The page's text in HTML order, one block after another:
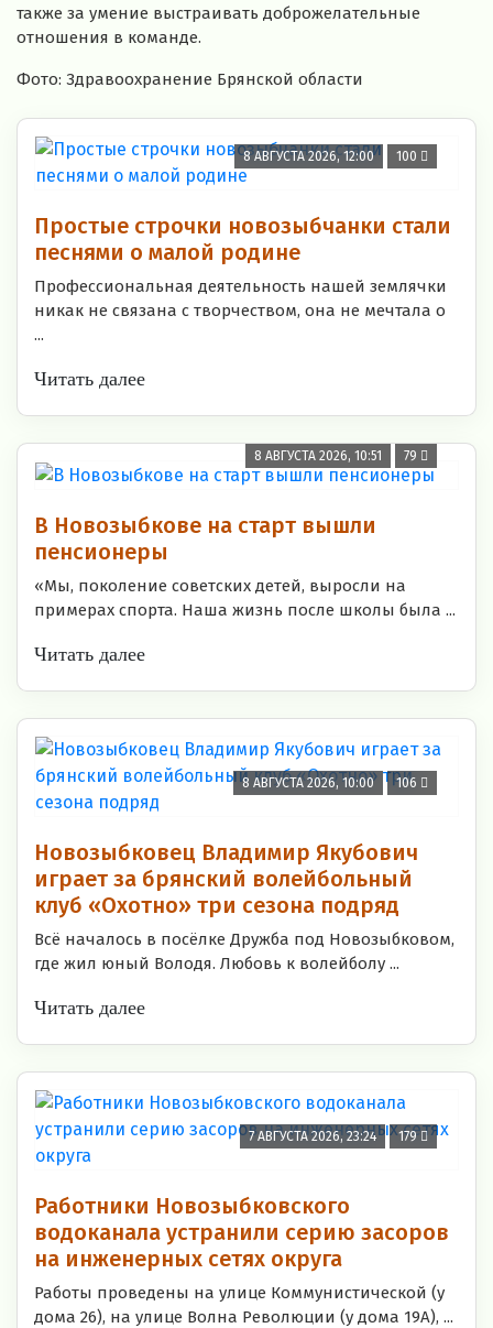
также за умение выстраивать доброжелательные
отношения в команде.
Фото: Здравоохранение Брянской области
8 АВГУСТА 2026, 12:00 100
Простые строчки новозыбчанки стали
песнями о малой родине
Профессиональная деятельность нашей землячки
никак не связана с творчеством, она не мечтала о
...
Читать далее
8 АВГУСТА 2026, 10:51 79
В Новозыбкове на старт вышли
пенсионеры
«Мы, поколение советских детей, выросли на
примерах спорта. Наша жизнь после школы была ...
Читать далее
8 АВГУСТА 2026, 10:00 106
Новозыбковец Владимир Якубович
играет за брянский волейбольный
клуб «Охотно» три сезона подряд
Всё началось в посёлке Дружба под Новозыбковом,
где жил юный Володя. Любовь к волейболу ...
Читать далее
7 АВГУСТА 2026, 23:24 179
Работники Новозыбковского
водоканала устранили серию засоров
на инженерных сетях округа
Работы проведены на улице Коммунистической (у
дома 26), на улице Волна Революции (у дома 19А), ...